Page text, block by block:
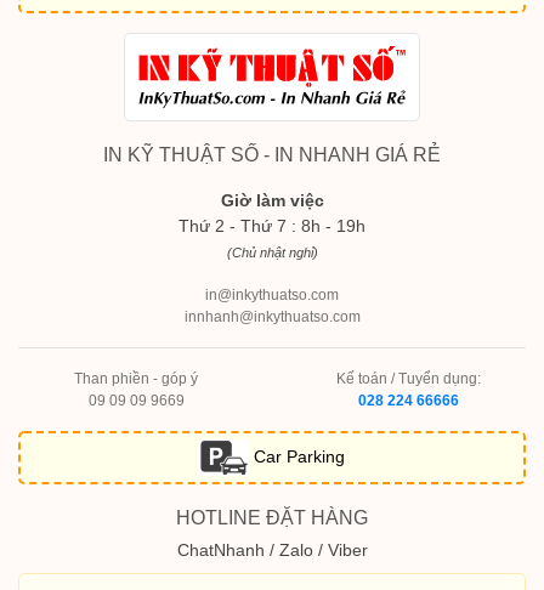
IN KỸ THUẬT SỐ - IN NHANH GIÁ RẺ
Giờ làm việc
Thứ 2 - Thứ 7 : 8h - 19h
(Chủ nhật nghỉ)
in@inkythuatso.com
innhanh@inkythuatso.com
Than phiền - góp ý
09 09 09 9669
Kế toán / Tuyển dụng:
028 224 66666
Car Parking
HOTLINE ĐẶT HÀNG
ChatNhanh / Zalo / Viber